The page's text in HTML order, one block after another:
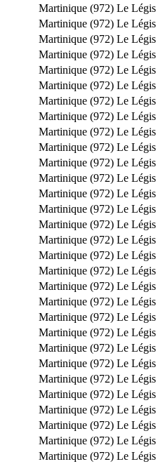
Martinique (972) Le Légis
Martinique (972) Le Légis
Martinique (972) Le Légis
Martinique (972) Le Légis
Martinique (972) Le Légis
Martinique (972) Le Légis
Martinique (972) Le Légis
Martinique (972) Le Légis
Martinique (972) Le Légis
Martinique (972) Le Légis
Martinique (972) Le Légis
Martinique (972) Le Légis
Martinique (972) Le Légis
Martinique (972) Le Légis
Martinique (972) Le Légis
Martinique (972) Le Légis
Martinique (972) Le Légis
Martinique (972) Le Légis
Martinique (972) Le Légis
Martinique (972) Le Légis
Martinique (972) Le Légis
Martinique (972) Le Légis
Martinique (972) Le Légis
Martinique (972) Le Légis
Martinique (972) Le Légis
Martinique (972) Le Légis
Martinique (972) Le Légis
Martinique (972) Le Légis
Martinique (972) Le Légis
Martinique (972) Le Légis